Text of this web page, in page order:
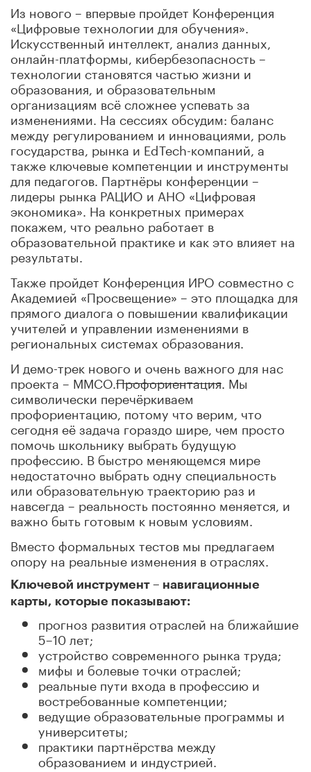
Из нового – впервые пройдет Конференция
«Цифровые технологии для обучения».
Искусственный интеллект, анализ данных,
онлайн-платформы, кибербезопасность –
технологии становятся частью жизни и
образования, и образовательным
организациям всё сложнее успевать за
изменениями. На сессиях обсудим: баланс
между регулированием и инновациями, роль
государства, рынка и EdTech-компаний, а
также ключевые компетенции и инструменты
для педагогов. Партнёры конференции –
лидеры рынка РАЦИО и АНО «Цифровая
экономика». На конкретных примерах
покажем, что реально работает в
образовательной практике и как это влияет на
результаты.
Также пройдет Конференция ИРО совместно с
Академией «Просвещение» – это площадка для
прямого диалога о повышении квалификации
учителей и управлении изменениями в
региональных системах образования.
И демо-трек нового и очень важного для нас
проекта – ММСО.Профориентация . Мы
символически перечёркиваем
профориентацию, потому что верим, что
сегодня её задача гораздо шире, чем просто
помочь школьнику выбрать будущую
профессию. В быстро меняющемся мире
недостаточно выбрать одну специальность
или образовательную траекторию раз и
навсегда – реальность постоянно меняется, и
важно быть готовым к новым условиям.
Вместо формальных тестов мы предлагаем
опору на реальные изменения в отраслях.
Ключевой инструмент – навигационные
карты, которые показывают:
прогноз развития отраслей на ближайшие
5–10 лет;
устройство современного рынка труда;
мифы и болевые точки отраслей;
реальные пути входа в профессию и
востребованные компетенции;
ведущие образовательные программы и
университеты;
практики партнёрства между
образованием и индустрией.